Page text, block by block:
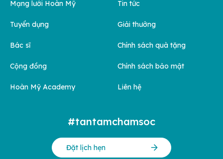
Mạng lưới Hoàn Mỹ
Tuyển dụng
Bác sĩ
Cộng đồng
Hoàn Mỹ Academy
Tin tức
Giải thưởng
Chính sách quà tặng
Chính sách bảo mật
Liên hệ
#tantamchamsoc
Đặt lịch hẹn